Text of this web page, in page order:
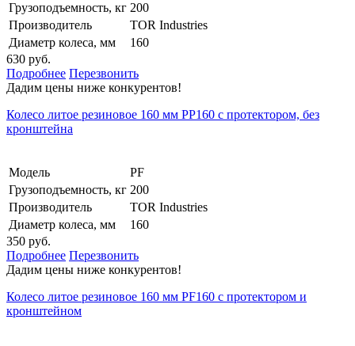
Грузоподъемность, кг 200
Производитель
TOR Industries
Диаметр колеса, мм
160
630 руб.
Подробнее Перезвонить
Дадим цены ниже конкурентов!
Колесо литое резиновое 160 мм PP160 с протектором, без
кронштейна
Модель
PF
Грузоподъемность, кг 200
Производитель
TOR Industries
Диаметр колеса, мм
160
350 руб.
Подробнее Перезвонить
Дадим цены ниже конкурентов!
Колесо литое резиновое 160 мм PF160 с протектором и
кронштейном